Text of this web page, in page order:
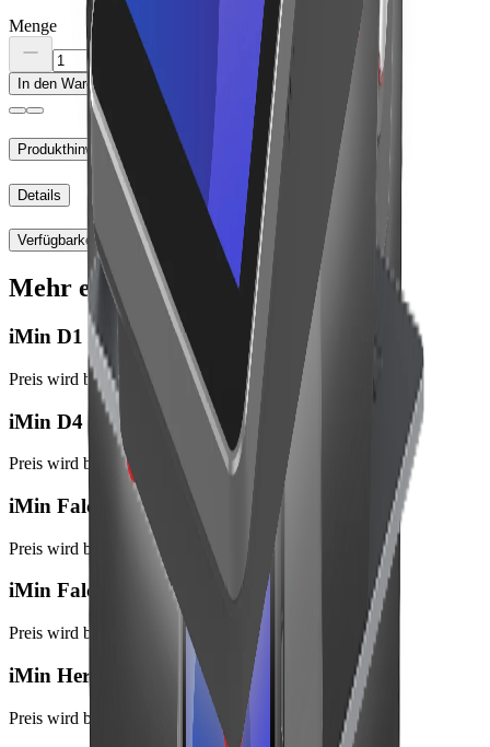
Menge
In den Warenkorb
Produkthinweise
Details
Verfügbarkeit
Mehr entdecken
iMin D1
Preis wird beim Bestellabschluss angezeigt
iMin D4 Pro
Preis wird beim Bestellabschluss angezeigt
iMin Falcon 1
Preis wird beim Bestellabschluss angezeigt
iMin Falcon 1 Pro
Preis wird beim Bestellabschluss angezeigt
iMin Heron 1
Preis wird beim Bestellabschluss angezeigt